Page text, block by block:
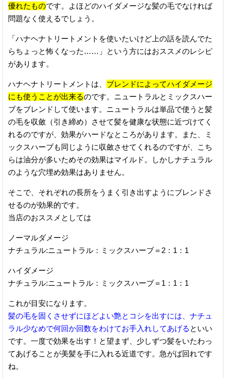
優れたものです。よほどのハイダメージな髪の毛でなければ
問題なく使えるでしょう。
「ハナヘナトリートメントを使いたいけど上の話を読んでた
らちょっと怖くなった……」という方にはおススメのレシピ
があります。
ハナヘナトリートメントは、 ブレンドによってハイダメージ
にも使うことが出来るのです。ニュートラルとミックスハー
ブをブレンドして使います。ニュートラルは単品で使うと髪
の毛を収斂（引き締め）させて髪を健康な状態に近づけてく
れるのですが、効果がハードなところがあります。また、ミ
ックスハーブも同じように収斂させてくれるのですが、こち
らは油分が多いためその効果はマイルド。しかしナチュラル
のような穴埋め効果はありません。
そこで、それぞれの長所をうまく引き出すようにブレンドさ
せるのが効果的です。
当店のおススメとしては
ノーマルダメージ
ナチュラル:ニュートラル：ミックスハーブ＝2：1：1
ハイダメージ
ナチュラル:ニュートラル：ミックスハーブ＝1：1：1
これが目安になります。
髪の毛を固くさせずにほどよい艶とコシを出すには、ナチュ
ラル少なめで何回か回数をわけてお手入れしてあげる といい
です。一度で効果を出す！と望まず、少しずつ髪をいたわっ
てあげることが美髪を手に入れる近道です。急がば回れです
ね。